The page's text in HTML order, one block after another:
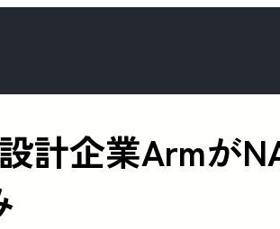
計企業Armが